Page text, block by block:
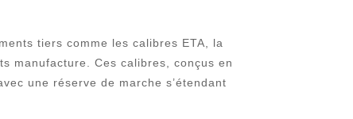
tiers comme les calibres ETA, la
manufacture. Ces calibres, conçus en
une réserve de marche s’étendant